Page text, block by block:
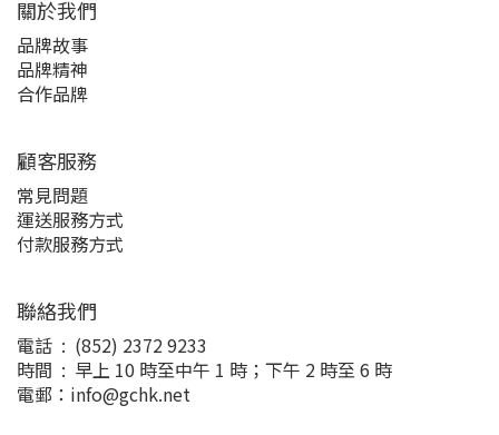
關於我們
品牌故事
品牌精神
合作品牌
顧客服務
常見問題
運送服務方式
付款服務方式
聯絡我們
電話 : (852) 2372 9233
時間 : 早上 10 時至中午 1 時；下午 2 時至 6 時
電郵：info@gchk.net